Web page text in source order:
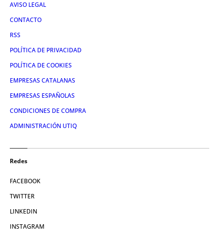
AVISO LEGAL
CONTACTO
RSS
POLÍTICA DE PRIVACIDAD
POLÍTICA DE COOKIES
EMPRESAS CATALANAS
EMPRESAS ESPAÑOLAS
CONDICIONES DE COMPRA
ADMINISTRACIÓN UTIQ
Redes
FACEBOOK
TWITTER
LINKEDIN
INSTAGRAM